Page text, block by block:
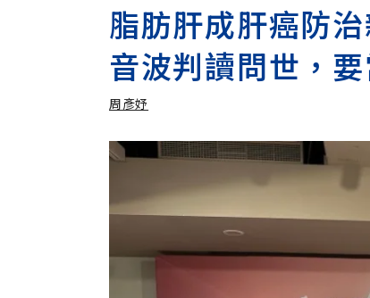
脂肪肝成肝癌防
音波判讀問世，
周彥妤
周彥妤 加入追蹤